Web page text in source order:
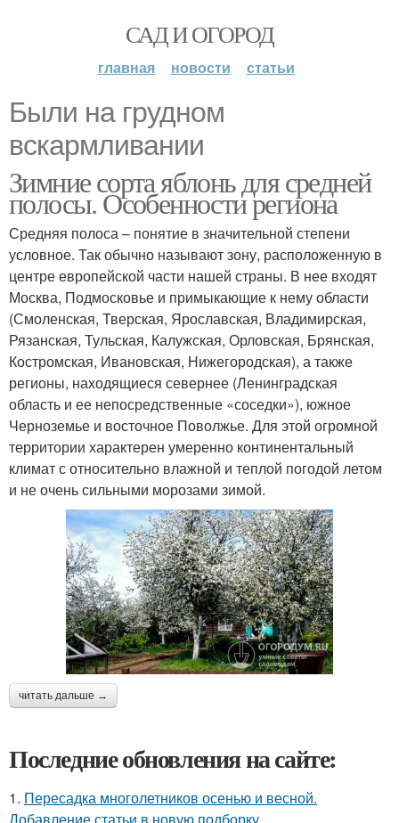
САД И ОГОРОД
главная новости статьи
Были на грудном
вскармливании
Зимние сорта яблонь для средней
полосы. Особенности региона
Средняя полоса – понятие в значительной степени
условное. Так обычно называют зону, расположенную в
центре европейской части нашей страны. В нее входят
Москва, Подмосковье и примыкающие к нему области
(Смоленская, Тверская, Ярославская, Владимирская,
Рязанская, Тульская, Калужская, Орловская, Брянская,
Костромская, Ивановская, Нижегородская), а также
регионы, находящиеся севернее (Ленинградская
область и ее непосредственные «соседки»), южное
Черноземье и восточное Поволжье. Для этой огромной
территории характерен умеренно континентальный
климат с относительно влажной и теплой погодой летом
и не очень сильными морозами зимой.
читать дальше →
Последние обновления на сайте:
1. Пересадка многолетников осенью и весной.
Добавление статьи в новую подборку